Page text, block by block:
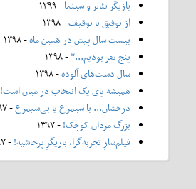
بازیگر تئاتر و سینما- ۱۳۹۹
از توفیق تا توقیف- ۱۳۹۸
بیست سال پیش در همین ماه- ۱۳۹۸
پنج نفر بودیم...*- ۱۳۹۸
سال دست‌های آلوده- ۱۳۹۸
همیشه پای یک انتخاب در میان است!
درخشان... با سیمرغ یا بی‌سیمرغ- ۱۳۹۷
بزرگ مردان کوچک!- ۱۳۹۷
فیلم‌سازِ تجربه‌گرا، بازیگرِ پرحاشیه!- ۱۳۹۷